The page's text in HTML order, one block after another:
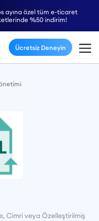
ayına özel tüm e-ticaret
%50 indirim!
Ücretsiz Deneyin
Cimri veya Özelleştirilmiş